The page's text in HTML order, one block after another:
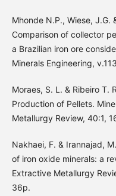
Mhonde N.P., Wiese, J.G.
Comparison of collector
a Brazilian iron ore
Minerals Engineering,
Moraes, S. L. & Ribeiro T.
Production of Pellets.
Metallurgy Review, 40:1,
Nakhaei, F. & Irannajad,
of iron oxide minerals: a
Extractive Metallurgy
36p.